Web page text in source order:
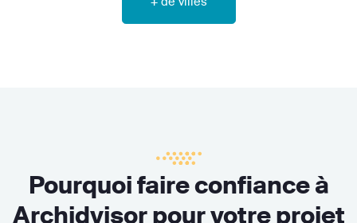
Pourquoi faire confiance à
Archidvisor pour votre projet